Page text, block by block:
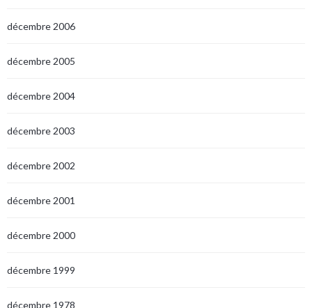
décembre 2006
décembre 2005
décembre 2004
décembre 2003
décembre 2002
décembre 2001
décembre 2000
décembre 1999
décembre 1978